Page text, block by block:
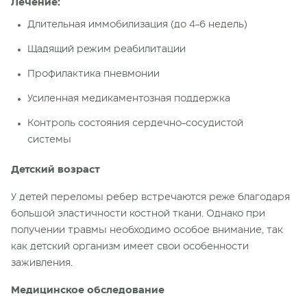
Лечение:
Длительная иммобилизация (до 4-6 недель)
Щадящий режим реабилитации
Профилактика пневмонии
Усиленная медикаментозная поддержка
Контроль состояния сердечно-сосудистой
системы
Детский возраст
У детей переломы ребер встречаются реже благодаря
большой эластичности костной ткани. Однако при
получении травмы необходимо особое внимание, так
как детский организм имеет свои особенности
заживления.
Медицинское обследование